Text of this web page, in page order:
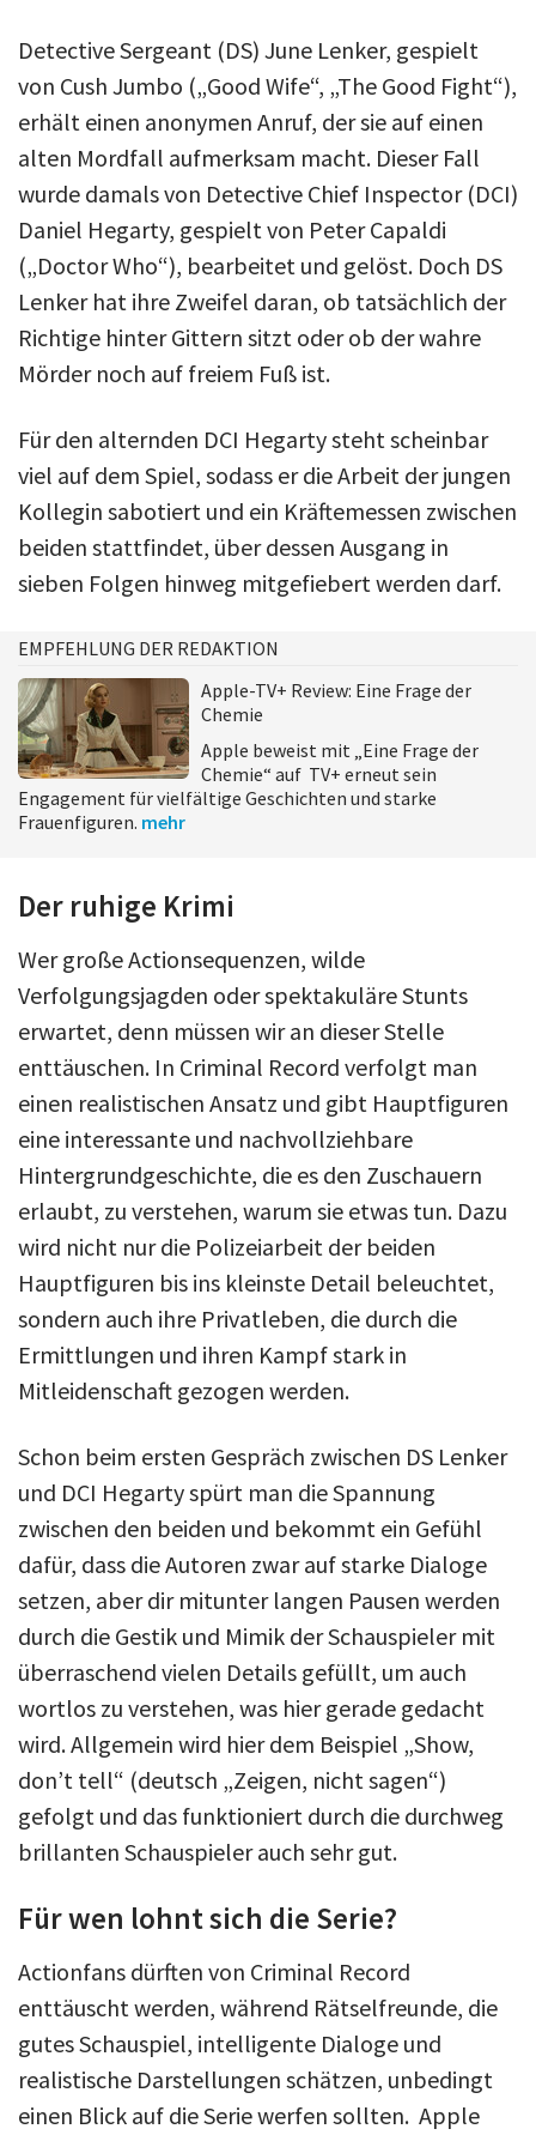
Detective Sergeant (DS) June Lenker, gespielt
von Cush Jumbo („Good Wife“, „The Good Fight“),
erhält einen anonymen Anruf, der sie auf einen
alten Mordfall aufmerksam macht. Dieser Fall
wurde damals von Detective Chief Inspector (DCI)
Daniel Hegarty, gespielt von Peter Capaldi
(„Doctor Who“), bearbeitet und gelöst. Doch DS
Lenker hat ihre Zweifel daran, ob tatsächlich der
Richtige hinter Gittern sitzt oder ob der wahre
Mörder noch auf freiem Fuß ist.
Für den alternden DCI Hegarty steht scheinbar
viel auf dem Spiel, sodass er die Arbeit der jungen
Kollegin sabotiert und ein Kräftemessen zwischen
beiden stattfindet, über dessen Ausgang in
sieben Folgen hinweg mitgefiebert werden darf.
EMPFEHLUNG DER REDAKTION
Apple-TV+ Review: Eine Frage der
Chemie
Apple beweist mit „Eine Frage der
Chemie“ auf TV+ erneut sein
Engagement für vielfältige Geschichten und starke
Frauenfiguren. mehr
Der ruhige Krimi
Wer große Actionsequenzen, wilde
Verfolgungsjagden oder spektakuläre Stunts
erwartet, denn müssen wir an dieser Stelle
enttäuschen. In Criminal Record verfolgt man
einen realistischen Ansatz und gibt Hauptfiguren
eine interessante und nachvollziehbare
Hintergrundgeschichte, die es den Zuschauern
erlaubt, zu verstehen, warum sie etwas tun. Dazu
wird nicht nur die Polizeiarbeit der beiden
Hauptfiguren bis ins kleinste Detail beleuchtet,
sondern auch ihre Privatleben, die durch die
Ermittlungen und ihren Kampf stark in
Mitleidenschaft gezogen werden.
Schon beim ersten Gespräch zwischen DS Lenker
und DCI Hegarty spürt man die Spannung
zwischen den beiden und bekommt ein Gefühl
dafür, dass die Autoren zwar auf starke Dialoge
setzen, aber dir mitunter langen Pausen werden
durch die Gestik und Mimik der Schauspieler mit
überraschend vielen Details gefüllt, um auch
wortlos zu verstehen, was hier gerade gedacht
wird. Allgemein wird hier dem Beispiel „Show,
don’t tell“ (deutsch „Zeigen, nicht sagen“)
gefolgt und das funktioniert durch die durchweg
brillanten Schauspieler auch sehr gut.
Für wen lohnt sich die Serie?
Actionfans dürften von Criminal Record
enttäuscht werden, während Rätselfreunde, die
gutes Schauspiel, intelligente Dialoge und
realistische Darstellungen schätzen, unbedingt
einen Blick auf die Serie werfen sollten. Apple